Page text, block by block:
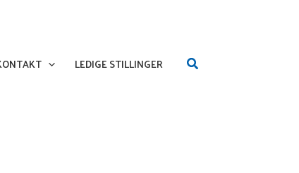
LEDIGE STILLINGER Søg